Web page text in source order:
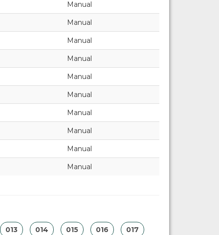
Manual
Manual
Manual
Manual
Manual
Manual
Manual
Manual
Manual
Manual
013 014 015 016 017